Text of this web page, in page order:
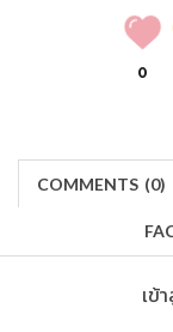
0
COMMENTS (0)
เข้